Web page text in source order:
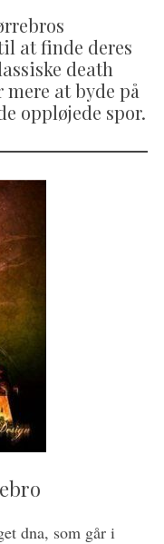
at finde deres
death
at byde på
oppløjede spor.
dna, som går i